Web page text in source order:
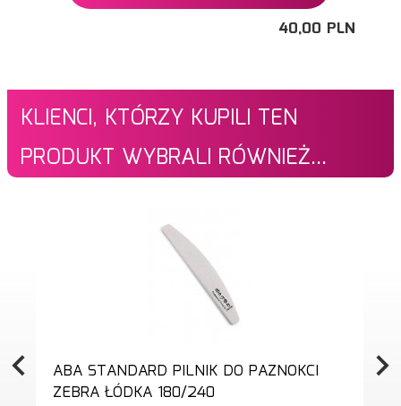
40,00 PLN
KLIENCI, KTÓRZY KUPILI TEN
PRODUKT WYBRALI RÓWNIEŻ...
ABA STANDARD PILNIK DO PAZNOKCI
ZEBRA ŁÓDKA 180/240